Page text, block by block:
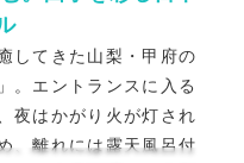
してきた山梨・甲府の
。エントランスに入る
夜はかがり火が灯され
、離れには露天風呂付